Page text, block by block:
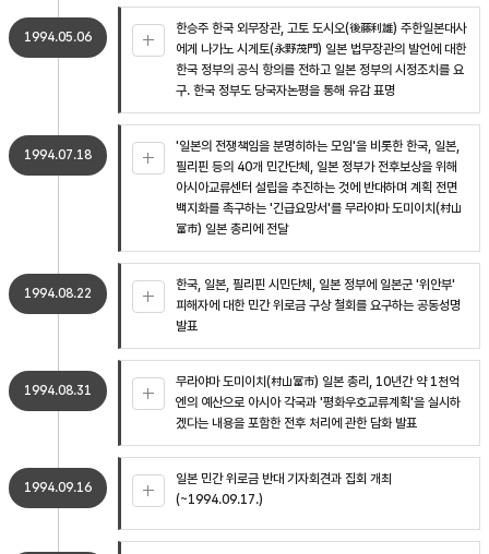
1994.05.06
한승주 한국 외무장관, 고토 도시오(後藤利雄) 주한일본대사
에게 나가노 시게토(永野茂門) 일본 법무장관의 발언에 대한
한국 정부의 공식 항의를 전하고 일본 정부의 시정조치를 요
구. 한국 정부도 당국자논평을 통해 유감 표명
1994.07.18
'일본의 전쟁책임을 분명히하는 모임'을 비롯한 한국, 일본,
필리핀 등의 40개 민간단체, 일본 정부가 전후보상을 위해
아시아교류센터 설립을 추진하는 것에 반대하며 계획 전면
백지화를 촉구하는 '긴급요망서'를 무라야마 도미이치(村山
富市) 일본 총리에 전달
1994.08.22
한국, 일본, 필리핀 시민단체, 일본 정부에 일본군 '위안부'
피해자에 대한 민간 위로금 구상 철회를 요구하는 공동성명
발표
1994.08.31
무라야마 도미이치(村山富市) 일본 총리, 10년간 약 1천억
엔의 예산으로 아시아 각국과 '평화우호교류계획'을 실시하
겠다는 내용을 포함한 전후 처리에 관한 담화 발표
1994.09.16
일본 민간 위로금 반대 기자회견과 집회 개최
(~1994.09.17.)